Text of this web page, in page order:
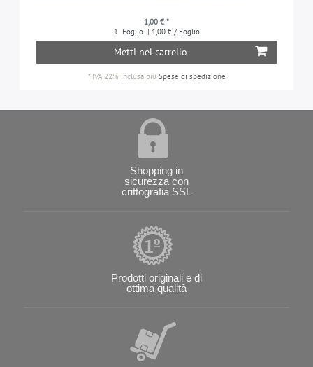
1,00 € *
1
Foglio | 1,00 € / Foglio
Metti nel carrello
* IVA 22% inclusapiù Spese di spedizione
Shopping in
sicurezza con
crittografia SSL
Prodotti originali e di
ottima qualità